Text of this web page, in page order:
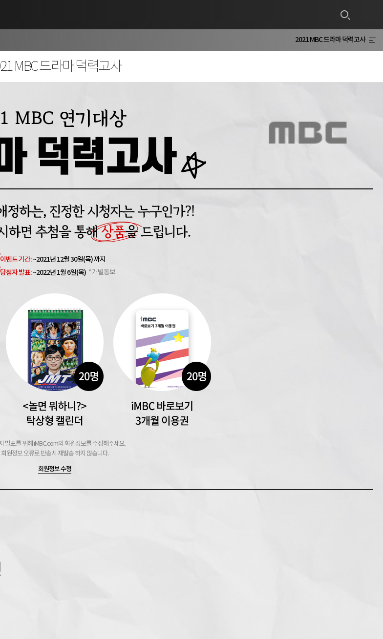
2021 MBC 드라마 덕력고사
MBC 드라마 덕력고사
이벤트 기간:~2021년 12월 30일(목) 까지
당첨자 발표:~2022년 1월 6일(목) * 개별통보
발표를 위해 iMBC.com의 회원정보를 수정해주세요.
회원정보 오류로 반송시 재발송 하지 않습니다.
회원정보 수정